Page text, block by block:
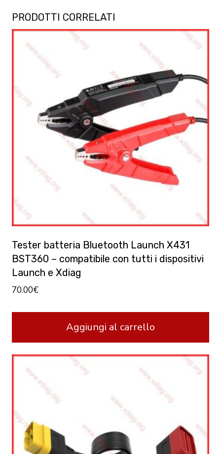
PRODOTTI CORRELATI
Tester batteria Bluetooth Launch X431
BST360 – compatibile con tutti i dispositivi
Launch e Xdiag
70.00€
Aggiungi al carrello